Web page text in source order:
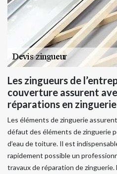
Les zingueurs de
couverture assurent
réparations en zinguerie
Les éléments de zinguerie
défaut des éléments de zinguerie
d’eau de toiture. Il est
rapidement possible un
travaux de réparation de